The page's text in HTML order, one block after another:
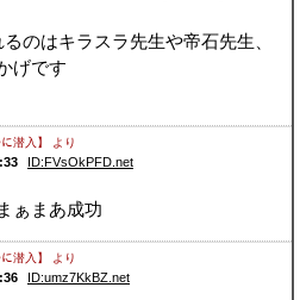
のはキラスラ先生や帝石先生、
げです
潜入】 より
ID:FVsOkPFD.net
ぁまあ成功
潜入】 より
ID:umz7KkBZ.net